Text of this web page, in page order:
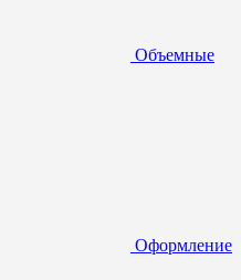
Объемные
Оформление